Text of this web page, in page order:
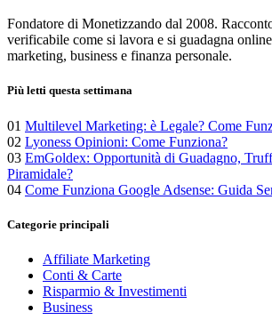
articoli
Fondatore di Monetizzando dal 2008.
verificabile come si lavora e si guadagna
marketing, business e finanza personale.
Più letti questa settimana
01 Multilevel Marketing: è Legale? Come
02 Lyoness Opinioni: Come Funziona?
03 EmGoldex: Opportunità di Guadagno,
Piramidale?
04 Come Funziona Google Adsense: Guida
Categorie principali
Affiliate Marketing
Conti & Carte
Risparmio & Investimenti
Business